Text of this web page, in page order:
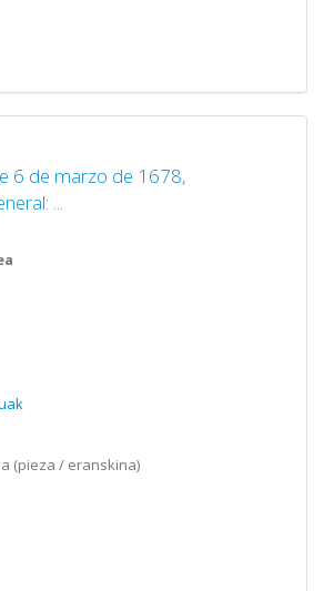
6 de marzo de 1678,
...
(pieza / eranskina)